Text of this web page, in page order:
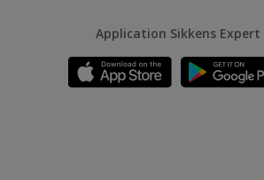
Application Sikkens Expert